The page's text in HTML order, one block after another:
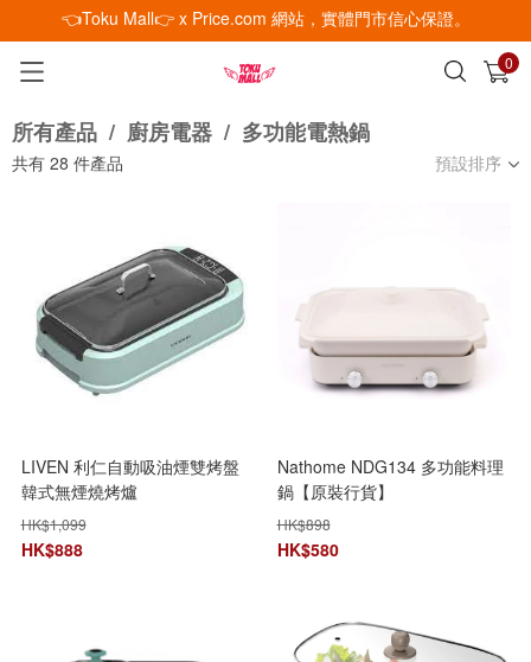
👈Toku Mall👉 x Price.com 網站，實體門市信心保證。
0
已加入購物車 查看
所有產品 / 廚房電器 / 多功能電熱鍋
共有 28 件產品 預設排序
LIVEN 利仁自動吸油煙雙烤盤
韓式無煙燒烤爐
HK$1,099
HK$888
Nathome NDG134 多功能料理
鍋【原裝行貨】
HK$898
HK$580